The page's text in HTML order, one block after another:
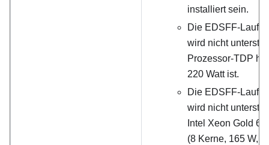
installiert sein.
Die EDSFF-
wird nicht
Prozessor-TDP
220 Watt ist.
Die EDSFF-
wird nicht
Intel Xeon Gold
(8 Kerne, 165 W,